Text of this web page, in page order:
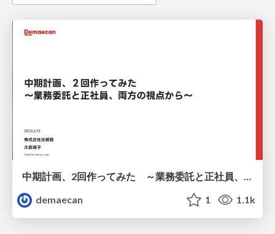
中期計画、2回作ってみた ～業務委託と正社員、両方の視点から～
demaecan
1 1.1k